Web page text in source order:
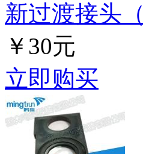
新过渡接头
￥30元
立即购买